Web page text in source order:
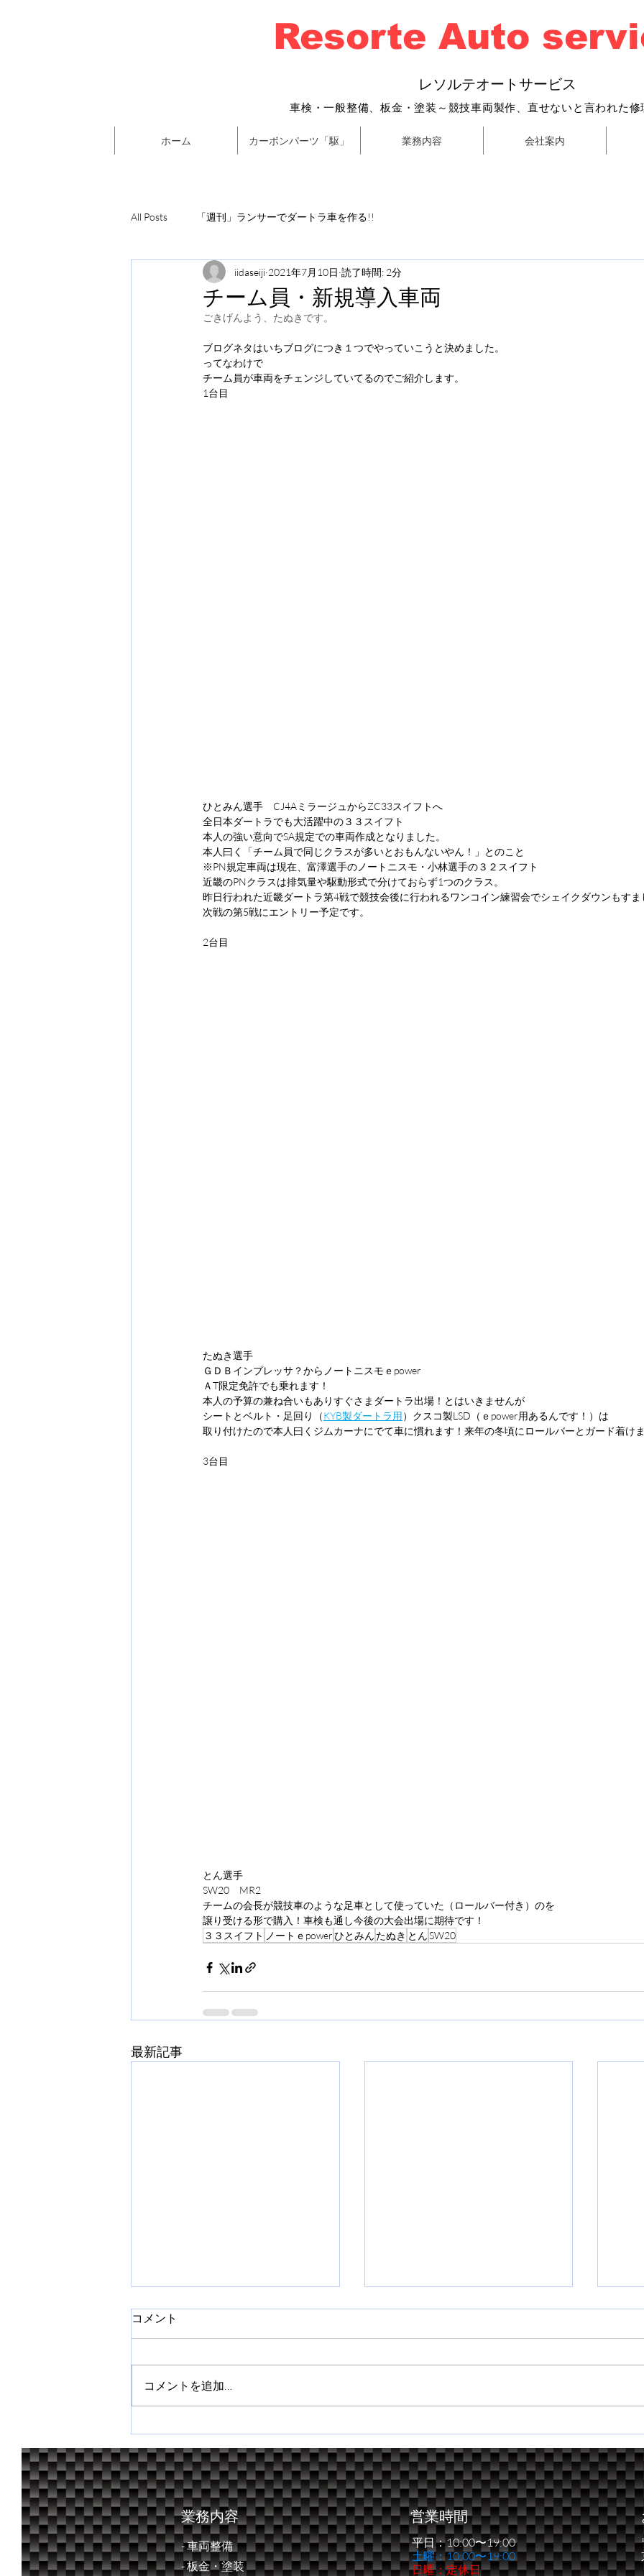
Resorte Auto
レソルテオートサービス
車検・一般整備、 板金・塗装～ 競技車両製作、直せないと言われた修
ホーム カーボンパーツ「駆」 業務内容 会社案内
All Posts 「週刊」ランサーでダートラ車を作る!!
チーム員・新規導入車両
iidaseiji 2021年7月10日 読了時間: 2分
ごきげんよう、たぬきです。
ブログネタはいちブログにつき１つでやっていこうと決めました。
ってなわけで
チーム員が車両をチェンジしていてるのでご紹介します。
1台目
ひとみん選手　CJ4AミラージュからZC33スイフトへ
全日本ダートラでも大活躍中の３３スイフト
本人の強い意向でSA規定での車両作成となりました。
本人曰く「チーム員で同じクラスが多いとおもんないやん！」とのこと
※PN規定車両は現在、富澤選手のノートニスモ・小林選手の３２スイフト
近畿のPNクラスは排気量や駆動形式で分けておらず1つのクラス。
昨日行われた近畿ダートラ第4戦で競技会後に行われるワンコイン練習会でシェイクダウンもすま
次戦の第5戦にエントリー予定です。
2台目
たぬき選手
ＧＤＢインプレッサ？からノートニスモｅpower
ＡT限定免許でも乗れます！
本人の予算の兼ね合いもありすぐさまダートラ出場！とはいきませんが
シートとベルト・足回り（KYB製ダートラ用）クスコ製LSD（ｅpower用あるんです！）は
取り付けたので本人曰くジムカーナにでて車に慣れます！来年の冬頃にロールバーとガード着け
3台目
とん選手
SW20　MR2
チームの会長が競技車のような足車として使っていた（ロールバー付き）のを
譲り受ける形で購入！車検も通し今後の大会出場に期待です！
３３スイフト ノートｅpowerひとみん たぬき とんSW20
最新記事
全日本ラリー第３戦 ラリー
飛鳥２０２６
2026 近畿・四国ダートトラ
イアル第１戦
新
う
コメント
コメントを追加…
業務内容
- 車両整備
- ​板金・塗装
営業時間
平日：10:00〜19:00
​土曜：10:00〜19:00
日曜：定休日